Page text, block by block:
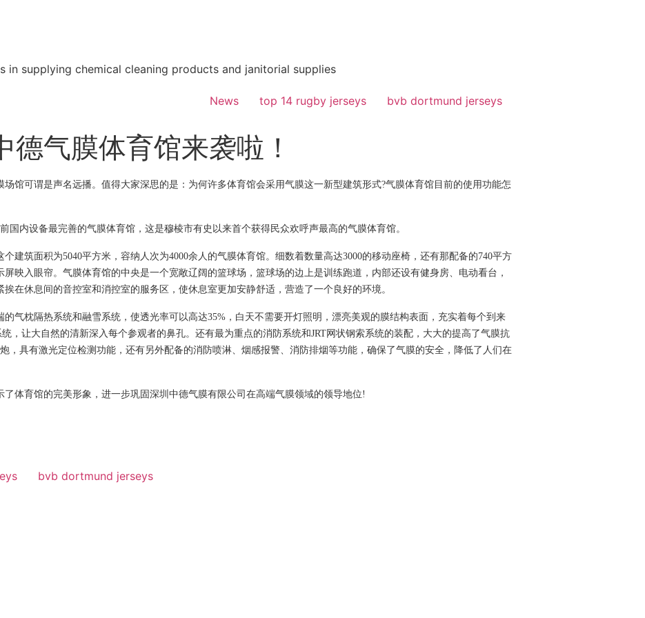
in supplying chemical cleaning products and janitorial supplies
News top 14 rugby jerseys bvb dortmund jerseys
德气膜体育馆来袭啦！
场馆可谓是声名远播。值得大家深思的是：为何许多体育馆会采用气膜这一新型建筑形式?气膜体育馆目前的使用功能怎
国内设备最完善的气膜体育馆，这是穆棱市有史以来首个获得民众欢呼声最高的气膜体育馆。
建筑面积为5040平方米，容纳人次为4000余人的气膜体育馆。细数着数量高达3000的移动座椅，还有那配备的740平方
映入眼帘。气膜体育馆的中央是一个宽敞辽阔的篮球场，篮球场的边上是训练跑道，内部还设有健身房、电动看台，
在休息间的音控室和消控室的服务区，使休息室更加安静舒适，营造了一个良好的环境。
气枕隔热系统和融雪系统，使透光率可以高达35%，白天不需要开灯照明，漂亮美观的膜结构表面，充实着每个到来
，让大自然的清新深入每个参观者的鼻孔。还有最为重点的消防系统和JRT网状钢索系统的装配，大大的提高了气膜抗
，具有激光定位检测功能，还有另外配备的消防喷淋、烟感报警、消防排烟等功能，确保了气膜的安全，降低了人们在
体育馆的完美形象，进一步巩固深圳中德气膜有限公司在高端气膜领域的领导地位!
bvb dortmund jerseys